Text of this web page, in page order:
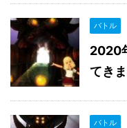
バトル
2020
てき
バトル